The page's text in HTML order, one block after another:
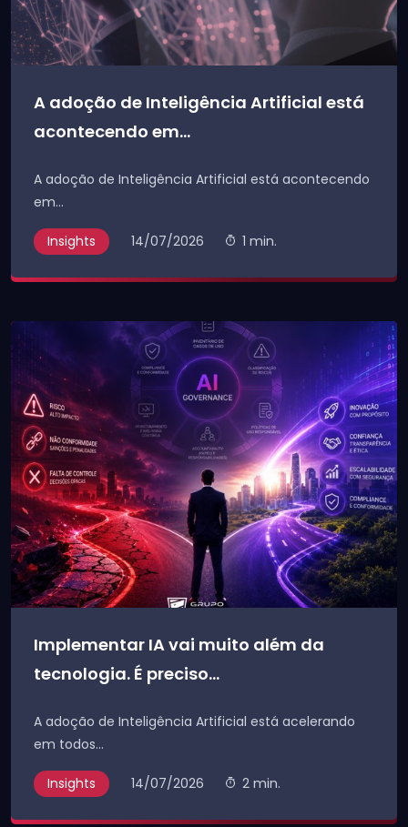
A adoção de Inteligência Artificial está
acontecendo em...
A adoção de Inteligência Artificial está acontecendo
em...
Insights 14/07/2026 1 min.
Implementar IA vai muito além da
tecnologia. É preciso...
A adoção de Inteligência Artificial está acelerando
em todos...
Insights 14/07/2026 2 min.